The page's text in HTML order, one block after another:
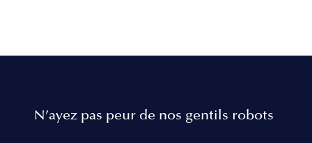
N’ayez pas peur de nos gentils robots